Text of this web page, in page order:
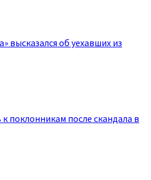
высказался об уехавших из
поклонникам после скандала в